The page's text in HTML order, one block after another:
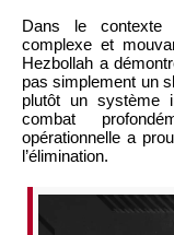
Dans le contexte
complexe et
Hezbollah a
pas simplement un
plutôt un système
combat
opérationnelle a
l’élimination.